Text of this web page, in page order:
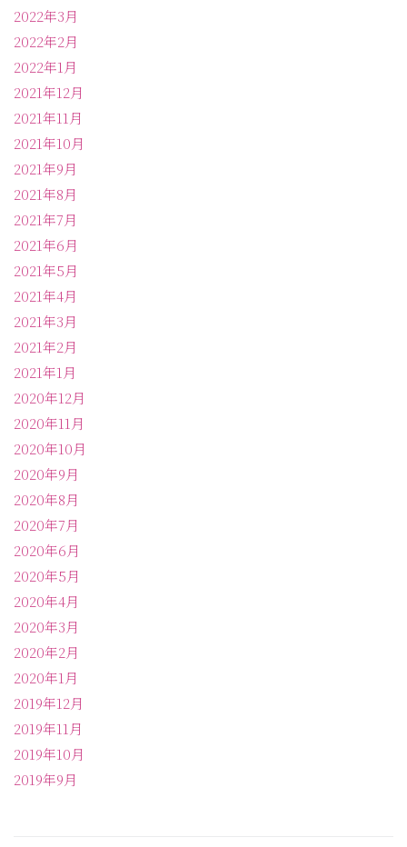
2022年3月
2022年2月
2022年1月
2021年12月
2021年11月
2021年10月
2021年9月
2021年8月
2021年7月
2021年6月
2021年5月
2021年4月
2021年3月
2021年2月
2021年1月
2020年12月
2020年11月
2020年10月
2020年9月
2020年8月
2020年7月
2020年6月
2020年5月
2020年4月
2020年3月
2020年2月
2020年1月
2019年12月
2019年11月
2019年10月
2019年9月